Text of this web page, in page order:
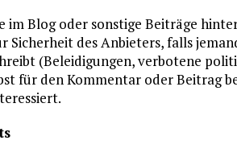
Blog oder sonstige Beiträge
Sicherheit des Anbieters, falls
(Beleidigungen, verbotene
für den Kommentar oder Beitrag